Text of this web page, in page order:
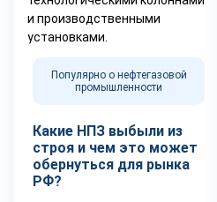
Популярно о нефтегазовой
промышленности
Какие НПЗ выбыли из
строя и чем это может
обернуться для рынка
РФ?